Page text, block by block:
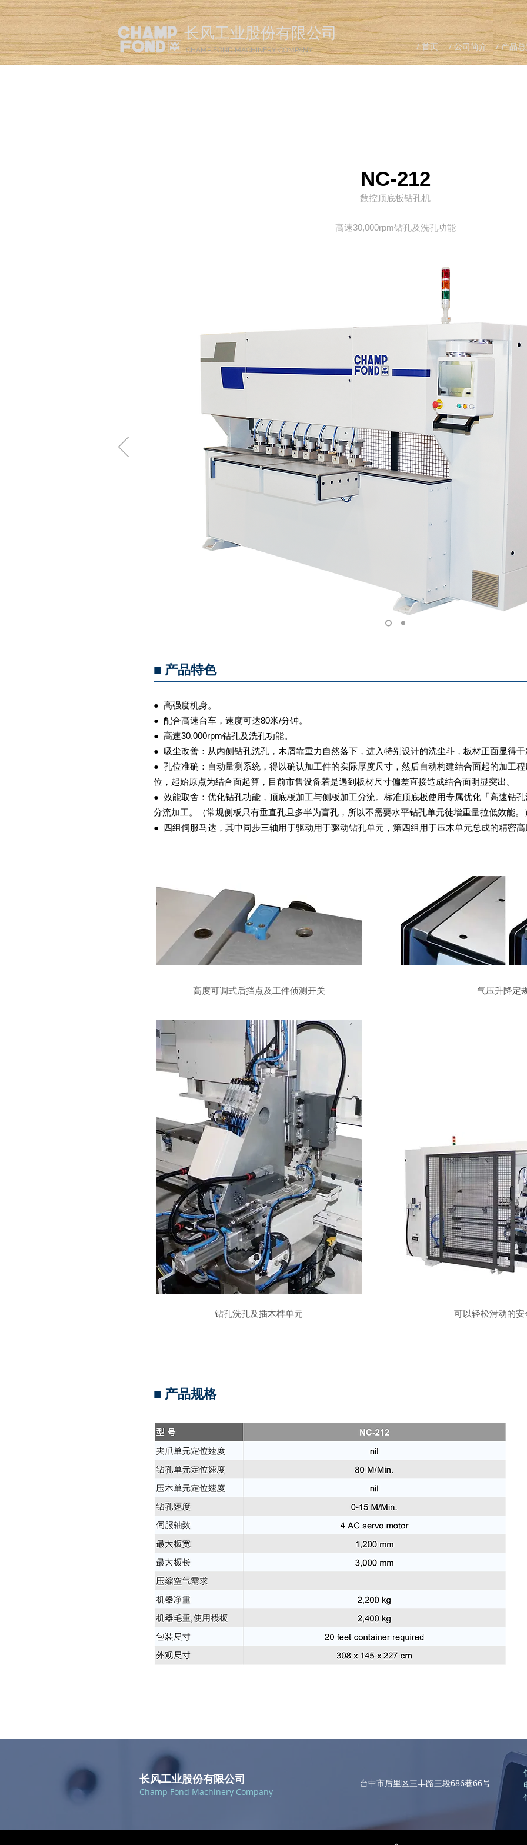
长风工业股份有限公司
CHAMP FOND MACHINERY COMPANY / 首页 / 公司简介 / 产品
NC-212
数控顶底板钻孔机
高速30,000rpm钻孔及洗孔功能
■ 产品特色
● 高强度机身。
● 配合高速台车，速度可达80米/分钟。
● 高速30,000rpm钻孔及洗孔功能。
● 吸尘改善：从内侧钻孔洗孔，木屑靠重力自然落下，进入特别设计的洗尘斗，板材正面显得
● 孔位准确：自动量测系统，得以确认加工件的实际厚度尺寸，然后自动构建结合面起的加工
位，起始原点为结合面起算，目前市售设备若是遇到板材尺寸偏差直接造成结合面明显突出。
● 效能取舍：优化钻孔功能，顶底板加工与侧板加工分流。标准顶底板使用专属优化「高速钻
分流加工。（常规侧板只有垂直孔且多半为盲孔，所以不需要水平钻孔单元徒增重量拉低效能。
● 四组伺服马达，其中同步三轴用于驱动用于驱动钻孔单元，第四组用于压木单元总成的精密
高度可调式后挡点及工件侦测开关 气压升降定
钻孔洗孔及插木榫单元 可以轻松滑动的安
■ 产品规格
长风工业股份有限公司
Champ Fond Machinery Company
台中市后里区三丰路三段686巷66号